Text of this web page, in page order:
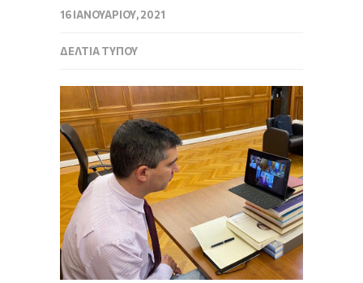
16 ΙΑΝΟΥΑΡΊΟΥ, 2021
ΔΕΛΤΊΑ ΤΎΠΟΥ